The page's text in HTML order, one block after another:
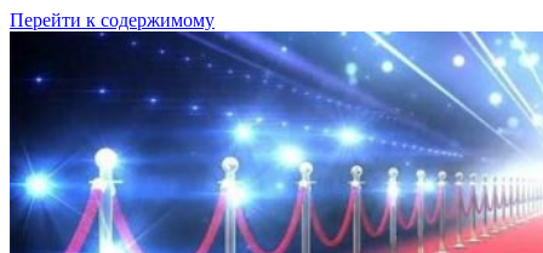
Перейти к содержимому